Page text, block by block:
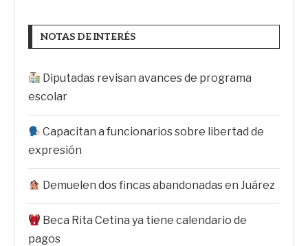
NOTAS DE INTERÉS
Diputadas revisan avances de programa
escolar
Capacitan a funcionarios sobre libertad de
expresión
Demuelen dos fincas abandonadas en Juárez
Beca Rita Cetina ya tiene calendario de
pagos